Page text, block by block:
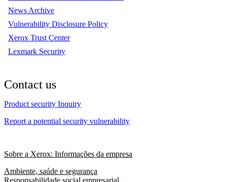
News Archive
Vulnerability Disclosure Policy
Xerox Trust Center
Lexmark Security
Contact us
Product security Inquiry
Report a potential security vulnerability
Sobre a Xerox: Informações da empresa
Ambiente, saúde e segurança